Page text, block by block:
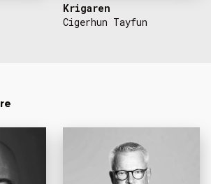
Krigaren
Cigerhun Tayfun